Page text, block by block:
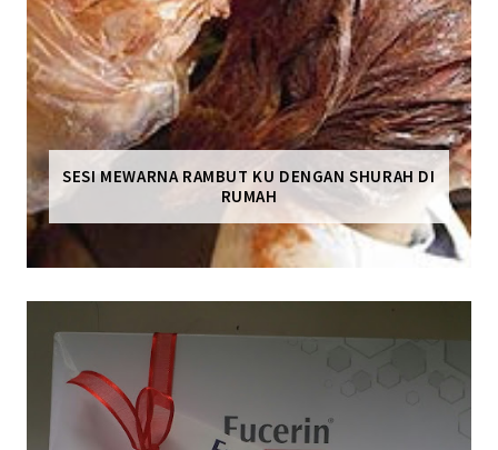
SESI MEWARNA RAMBUT KU DENGAN SHURAH DI
RUMAH